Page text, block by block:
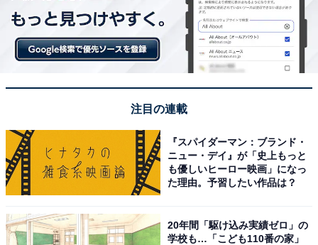
・
テレビでおなじみ「のど自慢大会で鳴らす鐘」の名前は
注目の連載
『スパイダーマン：ブランド・
ニュー・デイ』が「史上もっと
も優しいヒーロー映画」になっ
た理由。予習したい作品は？
20年間「駆け込み実績ゼロ」の
学校も…「こども110番の家」